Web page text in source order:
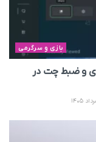
بازی و سرگرمی
و ضبط چت در